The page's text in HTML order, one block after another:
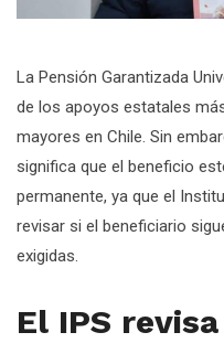
La Pensión Garantizada
de los apoyos estatales
mayores en Chile. Sin
significa que el beneficio
permanente, ya que el
revisar si el beneficiario
exigidas.
El IPS